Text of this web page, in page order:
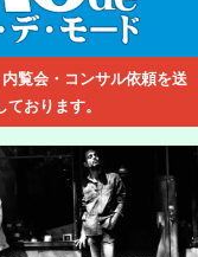
覧会・コンサル依頼を送
おります。